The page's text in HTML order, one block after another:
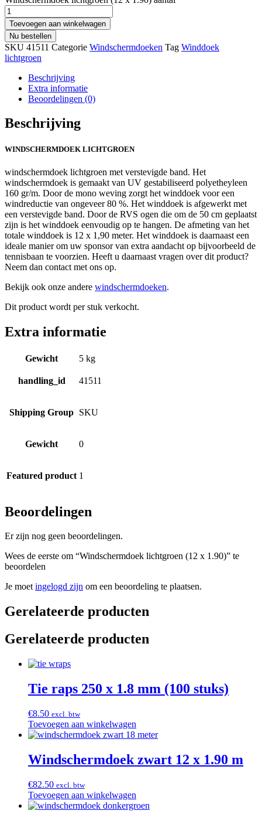
Toevoegen aan winkelwagen
Nu bestellen
SKU 41511 Categorie Windschermdoeken Tag Winddoek
lichtgroen
Beschrijving
Extra informatie
Beoordelingen (0)
Beschrijving
WINDSCHERMDOEK LICHTGROEN
windschermdoek lichtgroen met verstevigde band. Het
windschermdoek is gemaakt van UV gestabiliseerd polyetheyleen
160 gr/m. Door de mono weving zorgt het winddoek voor een
windreductie van ongeveer 80 %. Het winddoek is afgewerkt met
een verstevigde band. Door de RVS ogen die om de 50 cm geplaatst
zijn is het winddoek eenvoudig op te hangen. De afmeting van het
totale winddoek is 12 x 1,90 meter. Het winddoek is daarnaast een
ideale manier om uw sponsor van extra aandacht op bijvoorbeeld de
tennisbaan te voorzien. Heeft u daarnaast vragen over dit product?
Neem dan contact met ons op.
Bekijk ook onze andere windschermdoeken.
Dit product wordt per stuk verkocht.
Extra informatie
Gewicht 5 kg
handling_id 41511
Shipping Group SKU
Gewicht 0
Featured product 1
Beoordelingen
Er zijn nog geen beoordelingen.
Wees de eerste om “Windschermdoek lichtgroen (12 x 1.90)” te
beoordelen
Je moetingelogd zijn om een beoordeling te plaatsen.
Gerelateerde producten
Gerelateerde producten
Tie raps 250 x 1.8 mm (100 stuks)
€8.50 excl. btw
Toevoegen aan winkelwagen
Windschermdoek zwart 12 x 1.90 m
€82.50 excl. btw
Toevoegen aan winkelwagen